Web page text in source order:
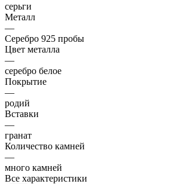
серьги
Металл
—
Серебро 925 пробы
Цвет металла
—
серебро белое
Покрытие
—
родий
Вставки
—
гранат
Количество камней
—
много камней
Все характеристики